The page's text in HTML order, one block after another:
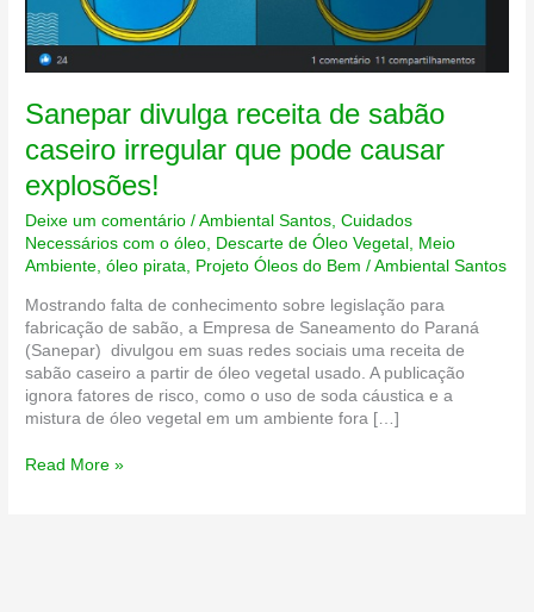
Sanepar divulga receita de sabão
caseiro irregular que pode causar
explosões!
Deixe um comentário /Ambiental Santos,Cuidados
Necessários com o óleo, Descarte de Óleo Vegetal , Meio
Ambiente,óleo pirata, Projeto Óleos do Bem /Ambiental Santos
Mostrando falta de conhecimento sobre legislação para
fabricação de sabão, a Empresa de Saneamento do Paraná
(Sanepar) divulgou em suas redes sociais uma receita de
sabão caseiro a partir de óleo vegetal usado. A publicação
ignora fatores de risco, como o uso de soda cáustica e a
mistura de óleo vegetal em um ambiente fora […]
Sanepar
Read More »